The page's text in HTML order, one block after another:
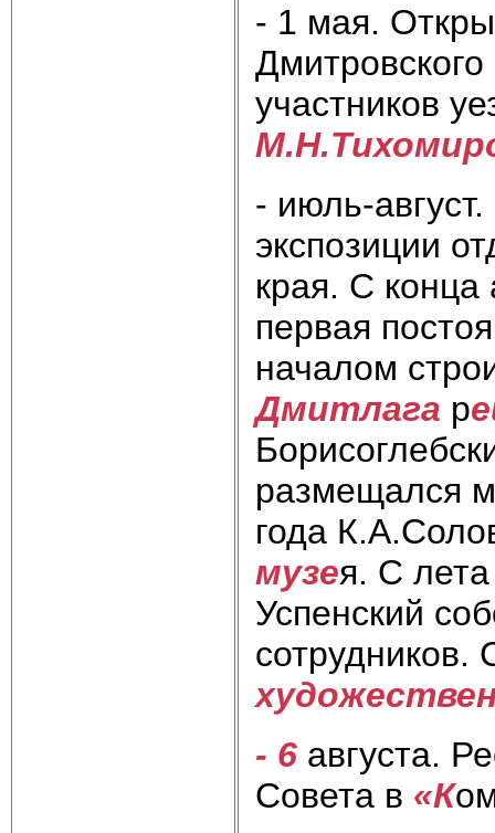
- 1 мая.
участников
- июль-
экспозиции
края. С конца
первая
началом
Дмитлага р
размещался
года
музея. С
Успенский
- 6 августа.
Совета в «К